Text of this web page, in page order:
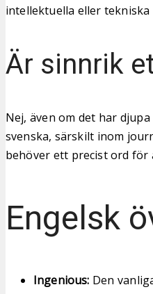
intellektuella eller tekniska
Är sinnrik
Nej, även om det har
svenska, särskilt inom
behöver ett precist ord
Engelsk
Ingenious: Den